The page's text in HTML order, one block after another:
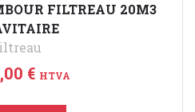
FILTREAU 20M3
€ HTVA